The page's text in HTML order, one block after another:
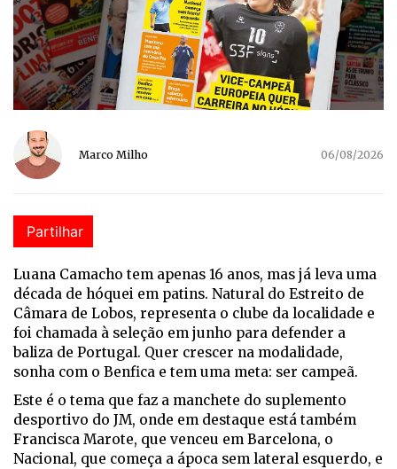
Marco Milho 06/08/2026
Partilhar
Luana Camacho tem apenas 16 anos, mas já leva uma
década de hóquei em patins. Natural do Estreito de
Câmara de Lobos, representa o clube da localidade e
foi chamada à seleção em junho para defender a
baliza de Portugal. Quer crescer na modalidade,
sonha com o Benfica e tem uma meta: ser campeã.
Este é o tema que faz a manchete do suplemento
desportivo do JM, onde em destaque está também
Francisca Marote, que venceu em Barcelona, o
Nacional, que começa a ápoca sem lateral esquerdo, e